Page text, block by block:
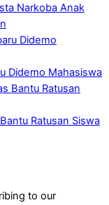
Narkoba Anak
Didemo Mahasiswa
Ratusan Siswa
to our